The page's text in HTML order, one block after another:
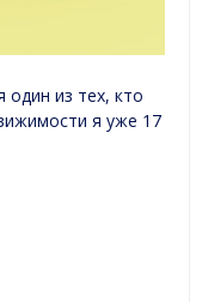
один из тех, кто
я уже 17